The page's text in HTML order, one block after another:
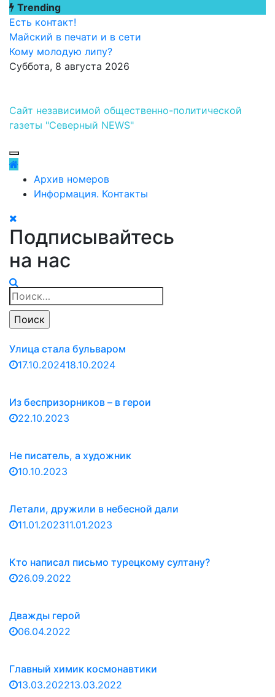
Перейти
содержимому
Trending
Есть контакт!
Майский в печати и в сети
Кому молодую липу?
Суббота, 8 августа 2026
Сайт независимой общественно-политической
газеты "Северный NEWS"
Архив номеров
Информация. Контакты
Подписывайтесь
на нас
Найти:
Улица стала бульваром
17.10.202418.10.2024
Из беспризорников – в герои
22.10.2023
Не писатель, а художник
10.10.2023
Летали, дружили в небесной дали
11.01.202311.01.2023
Кто написал письмо турецкому султану?
26.09.2022
Дважды герой
06.04.2022
Главный химик космонавтики
13.03.202213.03.2022